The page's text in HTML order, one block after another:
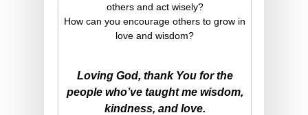
others and act wisely?
How can you encourage others to grow in
love and wisdom?
Loving God, thank You for the
people who’ve taught me wisdom,
kindness, and love.